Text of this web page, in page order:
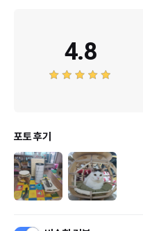
4.8
포토 후기